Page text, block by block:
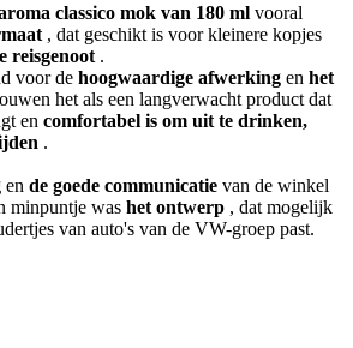
classico mok van 180 ml vooral
, dat geschikt is voor kleinere kopjes
reisgenoot .
voor de hoogwaardige afwerking en het
het als een langverwacht product dat
en comfortabel is om uit te drinken,
.
en de goede communicatie van de winkel
minpuntje was het ontwerp , dat mogelijk
van auto's van de VW-groep past.